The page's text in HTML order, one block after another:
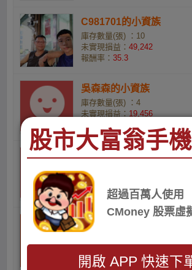
C981701的小資族
庫存數量(張) ：10
未實現損益： 49,242
報酬率： 35.3
吳森森的小資族
庫存數量(張) ：4
未實現損益： 19,456
pisces 的ETF
庫存數量(張) ：2
未實現損益：
報酬率：34.43
f3rsy27jeq的小資族
未實現損益：9,568
報酬率：33.95
股市大富翁手
超過百萬人使用
CMoney 股票虛
開啟 APP 快速下